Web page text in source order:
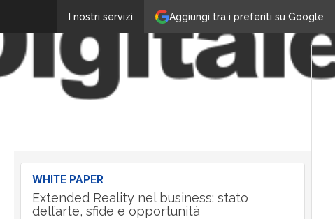
Aggiungi tra i preferiti su Google
I nostri servizi
WHITE PAPER
Extended Reality nel business: stato
dell’arte, sfide e opportunità